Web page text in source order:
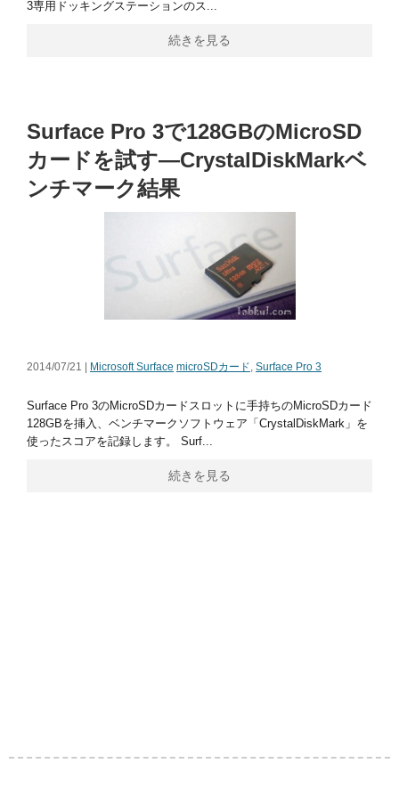
3専用ドッキングステーションのス...
続きを見る
Surface Pro 3で128GBのMicroSD
カードを試す―CrystalDiskMarkベ
ンチマーク結果
2014/07/21 | Microsoft Surface microSDカード Surface Pro 3
Surface Pro 3のMicroSDカードスロットに手持ちのMicroSDカード
128GBを挿入、ベンチマークソフトウェア「CrystalDiskMark」を
使ったスコアを記録します。 Surf...
続きを見る